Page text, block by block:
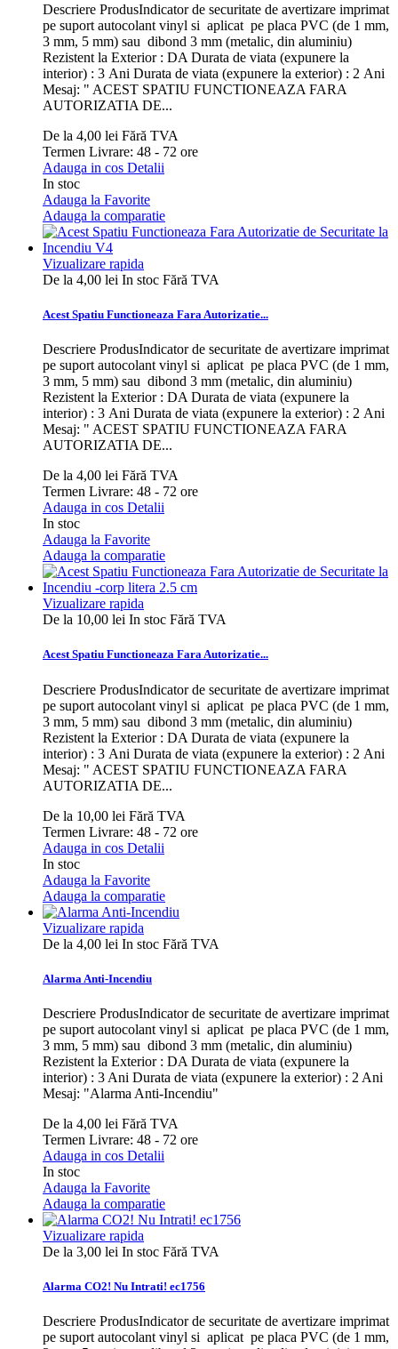
Descriere ProdusIndicator de securitate de avertizare imprimat
pe suport autocolant vinyl si aplicat pe placa PVC (de 1 mm,
3 mm, 5 mm) sau dibond 3 mm (metalic, din aluminiu)
Rezistent la Exterior : DA Durata de viata (expunere la
interior) : 3 Ani Durata de viata (expunere la exterior) : 2 Ani
Mesaj: " ACEST SPATIU FUNCTIONEAZA FARA
AUTORIZATIA DE...
De la 4,00 lei Fără TVA
Termen Livrare: 48 - 72 ore
Adauga in cos Detalii
In stoc
Adauga la Favorite
Adauga la comparatie
Vizualizare rapida
De la 4,00 lei In stoc Fără TVA
Acest Spatiu Functioneaza Fara Autorizatie...
Descriere ProdusIndicator de securitate de avertizare imprimat
pe suport autocolant vinyl si aplicat pe placa PVC (de 1 mm,
3 mm, 5 mm) sau dibond 3 mm (metalic, din aluminiu)
Rezistent la Exterior : DA Durata de viata (expunere la
interior) : 3 Ani Durata de viata (expunere la exterior) : 2 Ani
Mesaj: " ACEST SPATIU FUNCTIONEAZA FARA
AUTORIZATIA DE...
De la 4,00 lei Fără TVA
Termen Livrare: 48 - 72 ore
Adauga in cos Detalii
In stoc
Adauga la Favorite
Adauga la comparatie
Vizualizare rapida
De la 10,00 lei In stoc Fără TVA
Acest Spatiu Functioneaza Fara Autorizatie...
Descriere ProdusIndicator de securitate de avertizare imprimat
pe suport autocolant vinyl si aplicat pe placa PVC (de 1 mm,
3 mm, 5 mm) sau dibond 3 mm (metalic, din aluminiu)
Rezistent la Exterior : DA Durata de viata (expunere la
interior) : 3 Ani Durata de viata (expunere la exterior) : 2 Ani
Mesaj: " ACEST SPATIU FUNCTIONEAZA FARA
AUTORIZATIA DE...
De la 10,00 lei Fără TVA
Termen Livrare: 48 - 72 ore
Adauga in cos Detalii
In stoc
Adauga la Favorite
Adauga la comparatie
Vizualizare rapida
De la 4,00 lei In stoc Fără TVA
Alarma Anti-Incendiu
Descriere ProdusIndicator de securitate de avertizare imprimat
pe suport autocolant vinyl si aplicat pe placa PVC (de 1 mm,
3 mm, 5 mm) sau dibond 3 mm (metalic, din aluminiu)
Rezistent la Exterior : DA Durata de viata (expunere la
interior) : 3 Ani Durata de viata (expunere la exterior) : 2 Ani
Mesaj: "Alarma Anti-Incendiu"
De la 4,00 lei Fără TVA
Termen Livrare: 48 - 72 ore
Adauga in cos Detalii
In stoc
Adauga la Favorite
Adauga la comparatie
Vizualizare rapida
De la 3,00 lei In stoc Fără TVA
Alarma CO2! Nu Intrati! ec1756
Descriere ProdusIndicator de securitate de avertizare imprimat
pe suport autocolant vinyl si aplicat pe placa PVC (de 1 mm,